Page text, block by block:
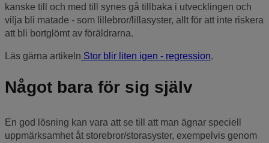
kanske till och med till synes gå tillbaka i utvecklingen och
vilja bli matade - som lillebror/lillasyster, allt för att inte riskera
att bli bortglömt av föräldrarna.
Läs gärna artikeln Stor blir liten igen - regression.
Något bara för sig själv
En god lösning kan vara att se till att man ägnar speciell
uppmärksamhet åt storebror/storasyster, exempelvis genom